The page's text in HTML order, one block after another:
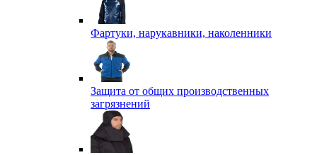
Фартуки, нарукавники, наколенники
Защита от общих производственных
загрязнений